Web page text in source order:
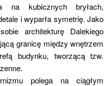
na kubicznych bryłach,
i wyparła symetrię. Jako
architekturę Dalekiego
granicę między wnętrzem
budynku, tworzącą tzw.
polega na ciągłym